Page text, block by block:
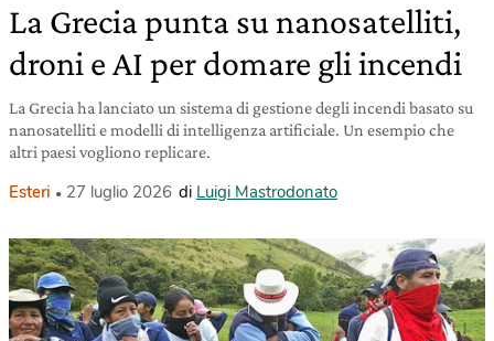
La Grecia punta su nanosatelliti,
droni e AI per domare gli incendi
La Grecia ha lanciato un sistema di gestione degli incendi basato su
nanosatelliti e modelli di intelligenza artificiale. Un esempio che
altri paesi vogliono replicare.
Esteri 27 luglio 2026 di Luigi Mastrodonato